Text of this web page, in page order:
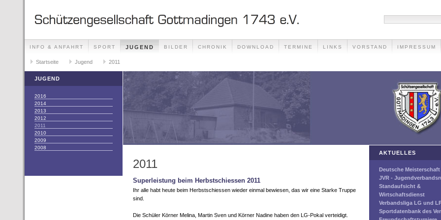
INFO & ANFAHRT SPORT JUGEND BILDER CHRONIK DOWNLOAD TERMINE LINKS VORSTAND IMPRESSUM
KONTAKT DATENSCHUTZ
Startseite Jugend 2011
JUGEND
2016
2014
2013
2012
2011
2010
2009
2008
2011
Superleistung beim Herbstschiessen 2011
Ihr alle habt heute beim Herbstschiessen wieder einmal bewiesen, das wir eine Starke Truppe
sind.
Die Schüler Körner Melina, Martin Sven und Körner Nadine haben den LG-Pokal verteidigt.
AKTUELLES
Deutsche Meisterschaft
JVR -
Standaufsicht &
Wirtschaftsdienst
Verbandsliga LG und
Sportdatenbank des